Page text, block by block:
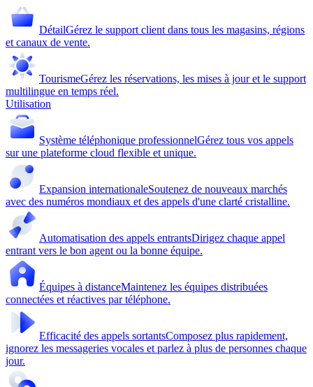
DétailGérez le support client dans tous les magasins, régions
et canaux de vente.
TourismeGérez les réservations, les mises à jour et le support
multilingue en temps réel.
Utilisation
Système téléphonique professionnelGérez tous vos appels
sur une plateforme cloud flexible et unique.
Expansion internationaleSoutenez de nouveaux marchés
avec des numéros mondiaux et des appels d'une clarté cristalline.
Automatisation des appels entrantsDirigez chaque appel
entrant vers le bon agent ou la bonne équipe.
Équipes à distanceMaintenez les équipes distribuées
connectées et réactives par téléphone.
Efficacité des appels sortantsComposez plus rapidement,
ignorez les messageries vocales et parlez à plus de personnes chaque
jour.